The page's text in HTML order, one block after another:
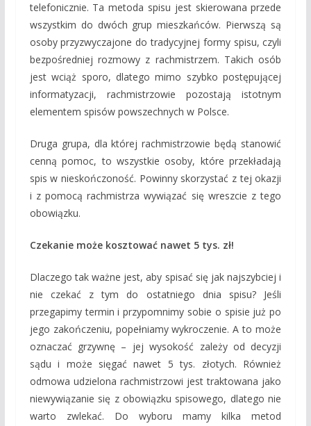
telefonicznie. Ta metoda spisu jest skierowana przede
wszystkim do dwóch grup mieszkańców. Pierwszą są
osoby przyzwyczajone do tradycyjnej formy spisu, czyli
bezpośredniej rozmowy z rachmistrzem. Takich osób
jest wciąż sporo, dlatego mimo szybko postępującej
informatyzacji, rachmistrzowie pozostają istotnym
elementem spisów powszechnych w Polsce.
Druga grupa, dla której rachmistrzowie będą stanowić
cenną pomoc, to wszystkie osoby, które przekładają
spis w nieskończoność. Powinny skorzystać z tej okazji
i z pomocą rachmistrza wywiązać się wreszcie z tego
obowiązku.
Czekanie może kosztować nawet 5 tys. zł!
Dlaczego tak ważne jest, aby spisać się jak najszybciej i
nie czekać z tym do ostatniego dnia spisu? Jeśli
przegapimy termin i przypomnimy sobie o spisie już po
jego zakończeniu, popełniamy wykroczenie. A to może
oznaczać grzywnę – jej wysokość zależy od decyzji
sądu i może sięgać nawet 5 tys. złotych. Również
odmowa udzielona rachmistrzowi jest traktowana jako
niewywiązanie się z obowiązku spisowego, dlatego nie
warto zwlekać. Do wyboru mamy kilka metod